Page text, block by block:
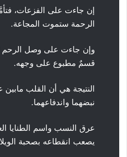
إن جاءت على الفزعات،
الرحمة ستموت المجاعة.
وإن جاءت على وصل الرحم
قسمٌ مطبوع على وجهه.
النتيجة هي أن القلب مابين
نبضهما واندفاعهما.
عرق النسب واسم الطنايا
يصعب انقطاعه بصحبة